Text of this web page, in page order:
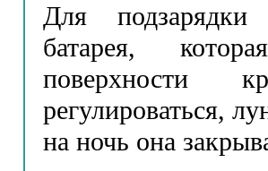
Для подзарядки
батарея,
поверхности
регулироваться,
на ночь она